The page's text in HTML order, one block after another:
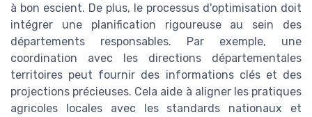
à bon escient. De plus, le processus d'optimisation doit
intégrer une planification rigoureuse au sein des
départements responsables. Par exemple, une
coordination avec les directions départementales
territoires peut fournir des informations clés et des
projections précieuses. Cela aide à aligner les pratiques
agricoles locales avec les standards nationaux et